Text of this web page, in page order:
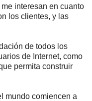
interesan en cuanto
los clientes, y las
de todos los
de Internet, como
permita construir
mundo comiencen a